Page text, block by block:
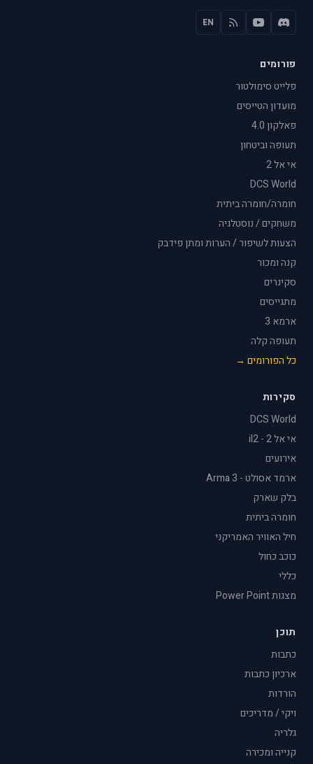
EN
פורומים
פלייט סימולטור
מועדון הטייסים
פאלקון 4.0
תעופה וביטחון
אי אל 2
DCS World
חומרה/חומרה ביתית
משחקים / נוסטלגיה
הצעות לשיפור / הערות ומתן פידבק
קנה ומכור
סקינרים
מתגייסים
ארמא 3
תעופה קלה
כל הפורומים →
סקירות
DCS World
אי אל 2 - il2
אירועים
ארמד אסולט - Arma 3
בלק שארק
חומרה ביתית
חיל האוויר האמריקני
כוכב כחול
כללי
מצגות Power Point
תוכן
כתבות
ארכיון כתבות
הורדות
ויקי / מדריכים
גלריה
קנייה ומכירה